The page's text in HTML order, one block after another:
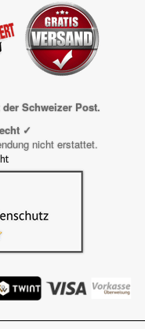
Schweizer Post.
✓
nicht erstattet.